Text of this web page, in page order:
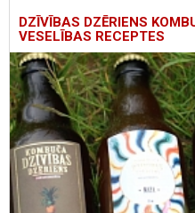
DZĪVĪBAS DZĒRIENS
VESELĪBAS RECEPTES